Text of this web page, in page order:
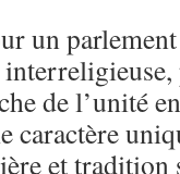
un
de l’unité
caractère
et